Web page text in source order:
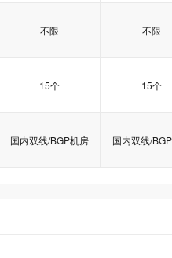
不限 不限
15个 15个
国内双线/BGP机房 国内双线/